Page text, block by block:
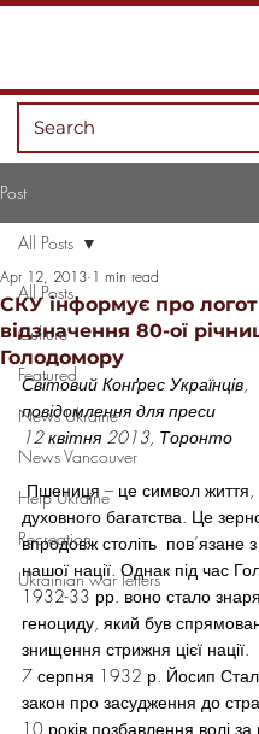
Post
All Posts
Culture
Featured
News Ukraine
News Vancouver
Help Ukraine
Recreation
Ukrainian war letters
All Posts
СКУ інформує про
відзначення 80-ої
Голодомору
Apr 12, 2013 1 min read
Світовий Конґрес Українців,
повідомлення для преси
12 квітня 2013, Торонто
духовного багатства. Це
впродовж століть  пов’язане
нашої нації. Однак під час
1932-33 рр. воно стало
геноциду, який був
знищення стрижня цієї нації.
7 серпня 1932 р. Йосип
закон про засудження до
10 років позбавлення волі